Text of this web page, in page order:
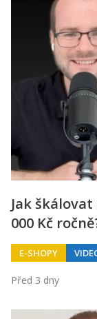
Jak
000 Kč
E-SHOPY
Před 3 dny